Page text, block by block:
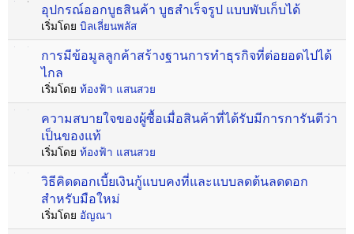
อุปกรณ์ออกบูธสินค้า บูธสำเร็จรูป แบบพับเก็บได้
เริ่มโดย บิลเลี่ยนพลัส
การมีข้อมูลลูกค้าสร้างฐานการทำธุรกิจที่ต่อยอดไปได้
ไกล
เริ่มโดย ท้องฟ้า แสนสวย
ความสบายใจของผู้ซื้อเมื่อสินค้าที่ได้รับมีการการันตีว่า
เป็นของแท้
เริ่มโดย ท้องฟ้า แสนสวย
วิธีคิดดอกเบี้ยเงินกู้แบบคงที่และแบบลดต้นลดดอก
สำหรับมือใหม่
เริ่มโดย อัญณา